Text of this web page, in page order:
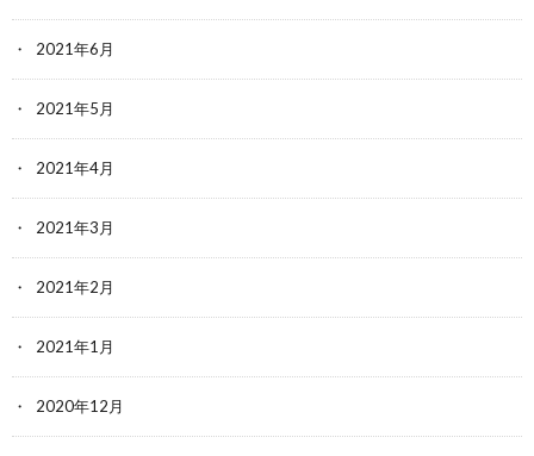
2021年6月
2021年5月
2021年4月
2021年3月
2021年2月
2021年1月
2020年12月